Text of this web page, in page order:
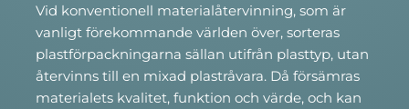
Vid konventionell materialåtervinning, som är
vanligt förekommande världen över, sorteras
plastförpackningarna sällan utifrån plasttyp, utan
återvinns till en mixad plastråvara. Då försämras
materialets kvalitet, funktion och värde, och kan